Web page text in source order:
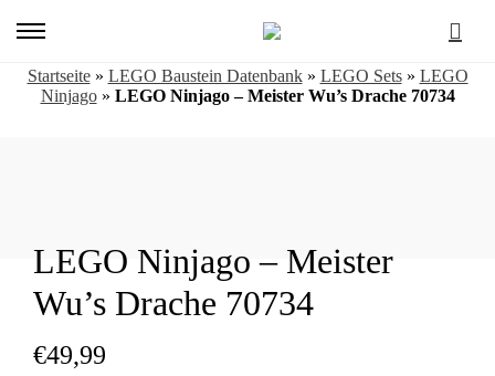
Menu
Startseite» LEGO Baustein Datenbank» LEGO Sets» LEGO
Ninjago» LEGO Ninjago – Meister Wu’s Drache 70734
LEGO Ninjago – Meister
Wu’s Drache 70734
€49,99